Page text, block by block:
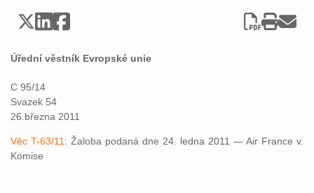
Úřední věstník Evropské unie
C 95/14
Svazek 54
26.března 2011
Věc T-63/11: Žaloba podaná dne 24. ledna 2011 — Air France v.
Komise